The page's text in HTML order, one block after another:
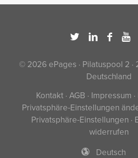
© 2026 ePages · Pilatuspool 2 ·
Deutschland
Kontakt· AGB · Impressum ·
Privatsphäre-Einstellungen
Privatsphäre-Einstellungen ·
widerrufen
Deutsch